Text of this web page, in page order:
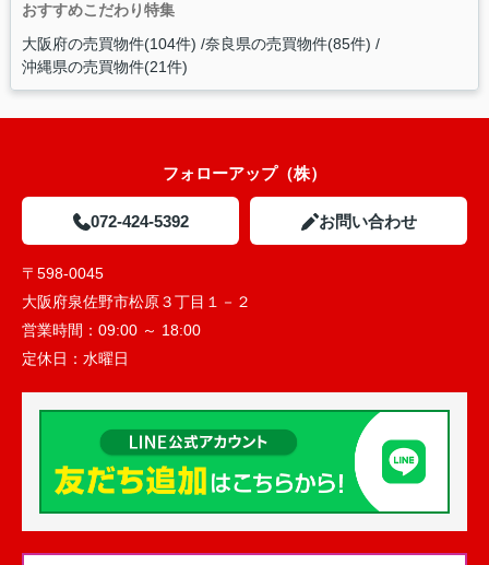
おすすめこだわり特集
大阪府の売買物件(104件) 奈良県の売買物件(85件)
沖縄県の売買物件(21件)
フォローアップ（株）
072-424-5392 お問い合わせ
〒598-0045
大阪府泉佐野市松原３丁目１－２
営業時間： 09:00 ～ 18:00
定休日： 水曜日